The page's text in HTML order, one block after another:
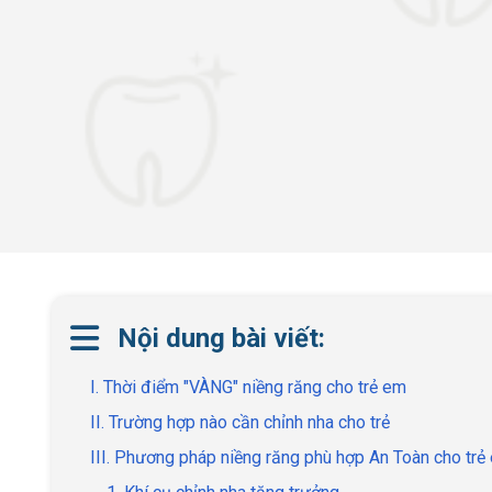
Nội dung bài viết:
I. Thời điểm "VÀNG" niềng răng cho trẻ em
II. Trường hợp nào cần chỉnh nha cho trẻ
III. Phương pháp niềng răng phù hợp An Toàn cho trẻ